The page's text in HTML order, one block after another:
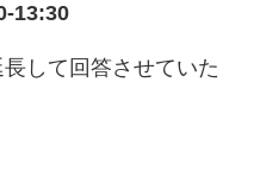
13:30
して回答させていた